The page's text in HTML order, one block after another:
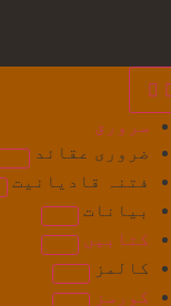
سرورق
ضروری عقائد
فتنہ قادیانیت
بیانات
کتابیں
کالمز
کورسز